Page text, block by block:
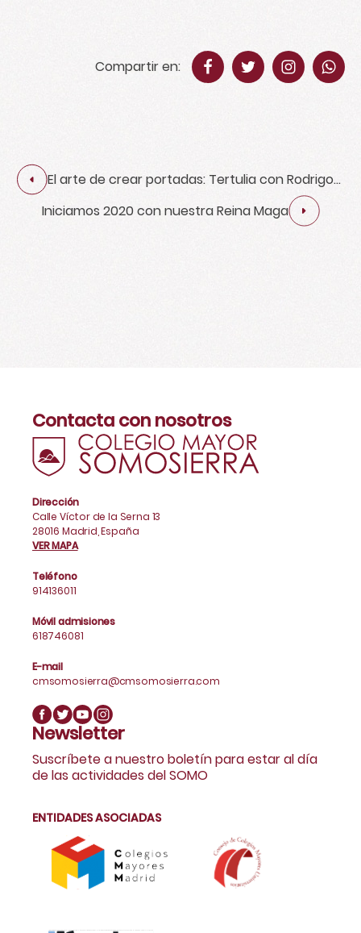
Compartir en:
El arte de crear portadas: Tertulia con Rodrigo
Iniciamos 2020 con nuestra Reina Maga
Contacta con nosotros
Dirección
Calle Víctor de la Serna 13
28016 Madrid, España
VER MAPA
Teléfono
914136011
Móvil admisiones
618746081
E-mail
cmsomosierra@cmsomosierra.com
Newsletter
Suscríbete a nuestro boletín para estar al día
de las actividades del SOMO
ENTIDADES ASOCIADAS